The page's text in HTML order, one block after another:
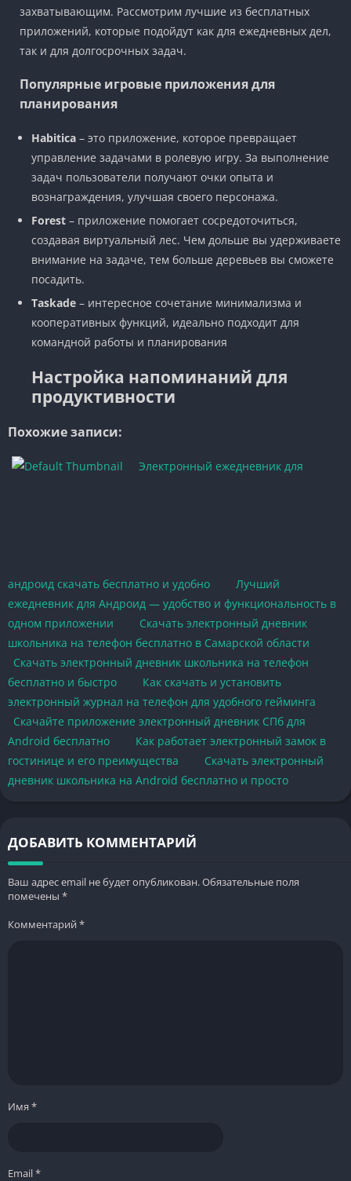
захватывающим. Рассмотрим лучшие из бесплатных
приложений, которые подойдут как для ежедневных дел,
так и для долгосрочных задач.
Популярные игровые приложения для
планирования
Habitica – это приложение, которое превращает
управление задачами в ролевую игру. За выполнение
задач пользователи получают очки опыта и
вознаграждения, улучшая своего персонажа.
Forest – приложение помогает сосредоточиться,
создавая виртуальный лес. Чем дольше вы удерживаете
внимание на задаче, тем больше деревьев вы сможете
посадить.
Taskade – интересное сочетание минимализма и
кооперативных функций, идеально подходит для
командной работы и планирования
Настройка напоминаний для
продуктивности
Похожие записи:
Электронный ежедневник для
андроид скачать бесплатно и удобно
Лучший
ежедневник для Андроид — удобство и функциональность в
одном приложении
Скачать электронный дневник
школьника на телефон бесплатно в Самарской области
Скачать электронный дневник школьника на телефон
бесплатно и быстро
Как скачать и установить
электронный журнал на телефон для удобного гейминга
Скачайте приложение электронный дневник СПб для
Android бесплатно
Как работает электронный замок в
гостинице и его преимущества
Скачать электронный
дневник школьника на Android бесплатно и просто
ДОБАВИТЬ КОММЕНТАРИЙ
Ваш адрес email не будет опубликован.Обязательные поля
помечены *
Комментарий*
Имя *
Email*